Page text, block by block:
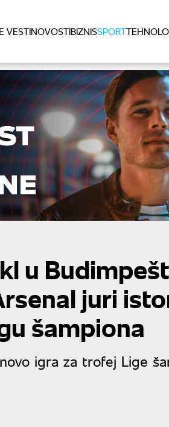
VESTINOVOSTIBIZNISSPORT
u
juri
šampiona
igra za trofej Lige